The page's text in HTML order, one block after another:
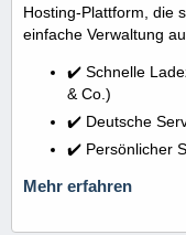
Hosting-Plattform, die
einfache Verwaltung
✔️ Schnelle
& Co.)
✔️ Deutsche
✔️ Persönlicher
Mehr erfahren